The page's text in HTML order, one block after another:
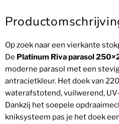
Op zoek naar een vierkante
De Platinum Riva parasol
moderne parasol met een
antracietkleur. Het doek van
waterafstotend, vuilwerend,
Dankzij het soepele
kniksysteem pas je het doek